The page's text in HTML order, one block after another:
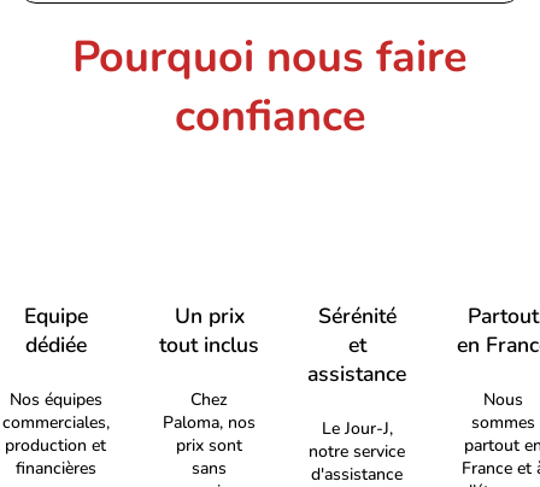
Pourquoi nous faire
confiance
Equipe
dédiée
Nos équipes
commerciales,
production et
financières
Un prix
tout inclus
Chez
Paloma, nos
prix sont
sans
Sérénité
et
assistance
Le Jour-J,
notre service
d'assistance
Partout
en
Nous
sommes
partout
France et